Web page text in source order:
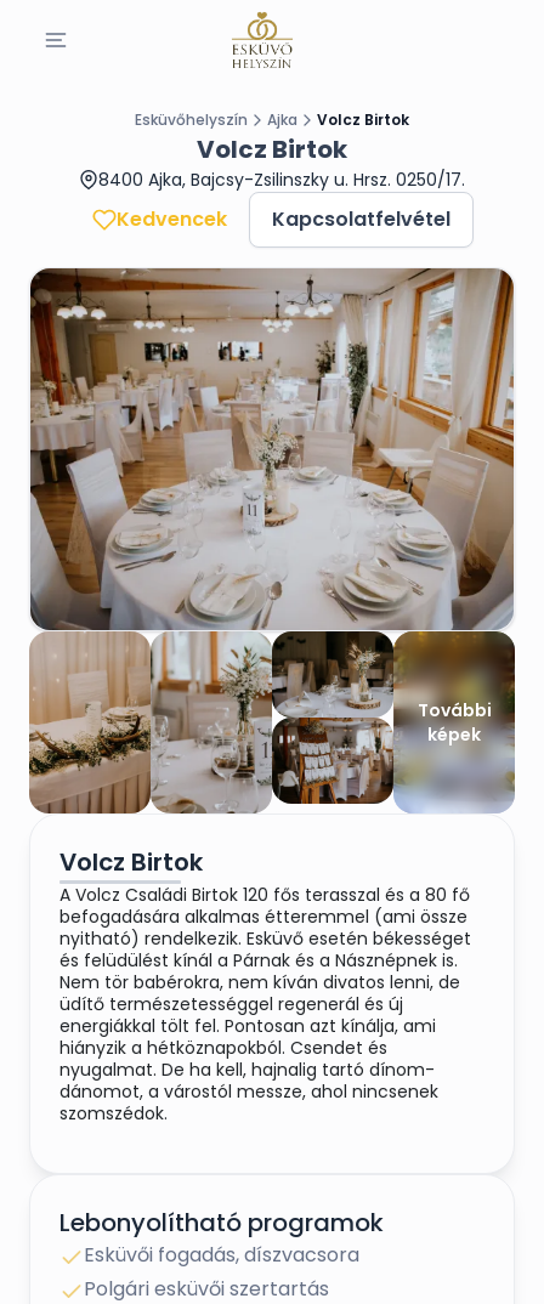
Esküvőhelyszín Ajka Volcz Birtok
Volcz Birtok
8400 Ajka, Bajcsy-Zsilinszky u. Hrsz. 0250/17.
Kedvencek Kapcsolatfelvétel
További
képek
Volcz Birtok
A Volcz Családi Birtok 120 fős terasszal és a 80 fő
befogadására alkalmas étteremmel (ami össze
nyitható) rendelkezik. Esküvő esetén békességet
és felüdülést kínál a Párnak és a Násznépnek is.
Nem tör babérokra, nem kíván divatos lenni, de
üdítő természetességgel regenerál és új
energiákkal tölt fel. Pontosan azt kínálja, ami
hiányzik a hétköznapokból. Csendet és
nyugalmat. De ha kell, hajnalig tartó dínom-
dánomot, a várostól messze, ahol nincsenek
szomszédok.
Lebonyolítható programok
Esküvői fogadás, díszvacsora
Polgári esküvői szertartás